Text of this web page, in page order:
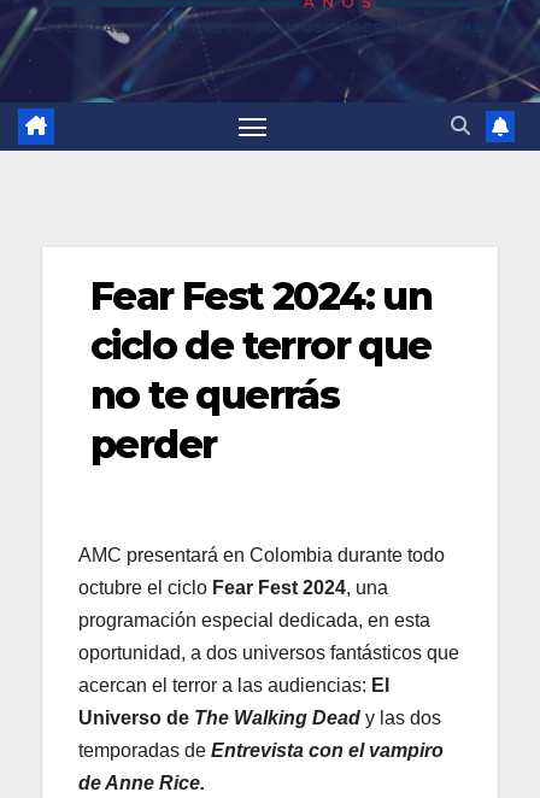
Fear Fest 2024: un
ciclo de terror que
no te querrás
perder
AMC presentará en Colombia durante todo
octubre el ciclo Fear Fest 2024, una
programación especial dedicada, en esta
oportunidad, a dos universos fantásticos que
acercan el terror a las audiencias: El
Universo de The Walking Dead y las dos
temporadas de Entrevista con el vampiro
de Anne Rice.